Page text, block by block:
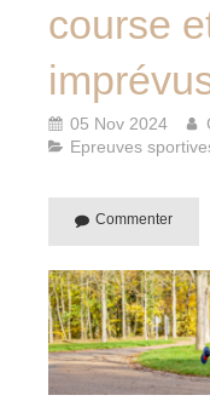
course
05 Nov 2024
Epreuves
Commenter